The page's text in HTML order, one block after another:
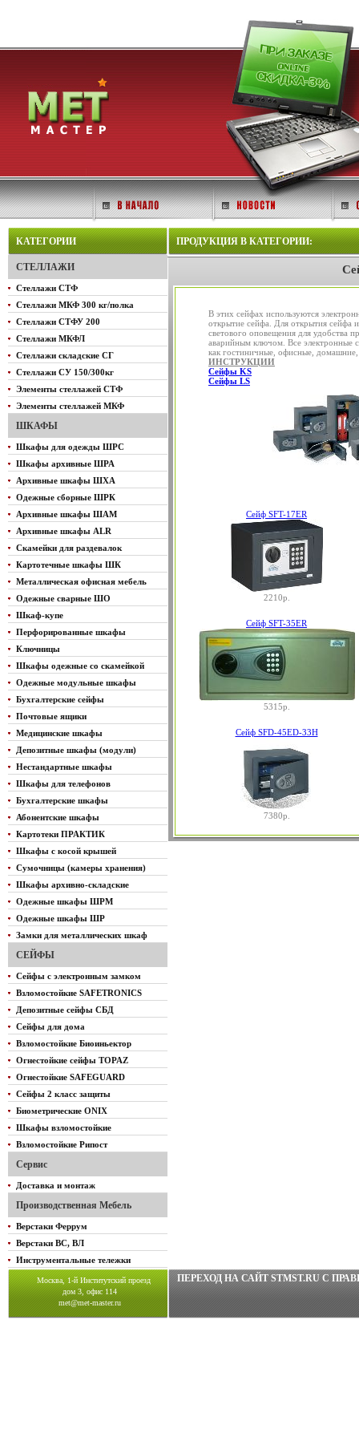
КАТЕГОРИИ
СТЕЛЛАЖИ
Стеллажи СТФ
Стеллажи МКФ 300 кг/полка
Стеллажи СТФУ 200
Стеллажи МКФЛ
Стеллажи складские СГ
Стеллажи СУ 150/300кг
Элементы стеллажей СТФ
Элементы стеллажей МКФ
ШКАФЫ
Шкафы для одежды ШРС
Шкафы архивные ШРА
Архивные шкафы ШХА
Одежные сборные ШРК
Архивные шкафы ШАМ
Архивные шкафы ALR
Скамейки для раздевалок
Картотечные шкафы ШК
Металлическая офисная мебель
Одежные сварные ШО
Шкаф-купе
Перфорированные шкафы
Ключницы
Шкафы одежные со скамейкой
Одежные модульные шкафы
Бухгалтерские сейфы
Почтовые ящики
Медицинские шкафы
Депозитные шкафы (модули)
Нестандартные шкафы
Шкафы для телефонов
Бухгалтерские шкафы
Абонентские шкафы
Картотеки ПРАКТИК
Шкафы с косой крышей
Сумочницы (камеры хранения)
Шкафы архивно-складские
Одежные шкафы ШРМ
Одежные шкафы ШР
Замки для металлических шкаф
СЕЙФЫ
Сейфы с электронным замком
Взломостойкие SAFETRONICS
Депозитные сейфы СБД
Сейфы для дома
Взломостойкие Биоиньектор
Огнестойкие сейфы TOPAZ
Огнестойкие SAFEGUARD
Сейфы 2 класс защиты
Биометрические ONIX
Шкафы взломостойкие
Взломостойкие Рипост
Сервис
Доставка и монтаж
Производственная Мебель
Верстаки Феррум
Верстаки ВС, ВЛ
Инструментальные тележки
ПРОДУКЦИЯ В КАТЕГОРИИ:
В этих сейфах используются
открытие сейфа. Для открытия сейфа
светового оповещения для удобства
аварийным ключом. Все электронные
как гостиничные, офисные,
ИНСТРУКЦИИ
Cейфы KS
Cейфы LS
Сейф SFT-17ER
2210р.
Сейф SFT-35ER
5315р.
Сейф SFD-45ED-33H
7380р.
Москва, 1-й Институтский проезд
дом 3, офис 114
met@met-master.ru
ПЕРЕХОД НА САЙТ STMST.RU C